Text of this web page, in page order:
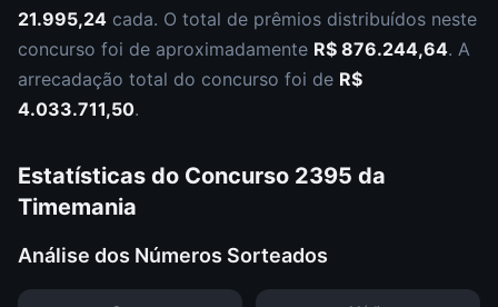
21.995,24 cada. O total de prêmios distribuídos neste
concurso foi de aproximadamente R$ 876.244,64. A
arrecadação total do concurso foi de R$
4.033.711,50.
Estatísticas do Concurso 2395 da
Timemania
Análise dos Números Sorteados